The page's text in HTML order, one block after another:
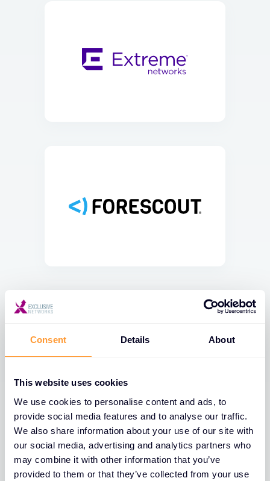
Consent Details About
This website uses cookies
We use cookies to personalise content and ads, to
provide social media features and to analyse our traffic.
We also share information about your use of our site with
our social media, advertising and analytics partners who
may combine it with other information that you’ve
provided to them or that they’ve collected from your use